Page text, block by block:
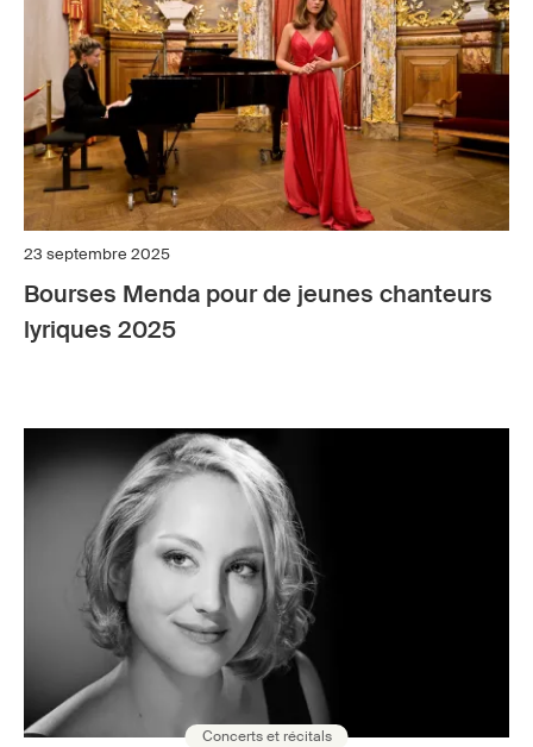
23 septembre 2025
Bourses Menda pour de jeunes chanteurs
lyriques 2025
Concerts et récitals